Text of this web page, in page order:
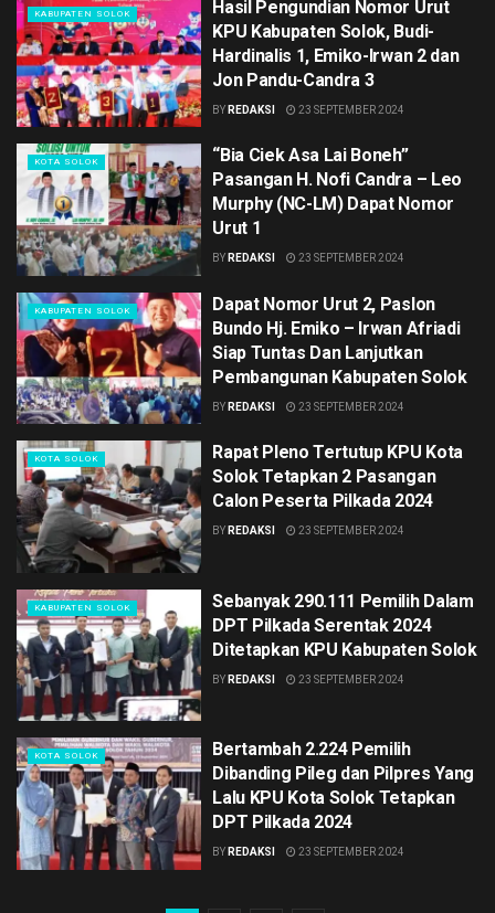
KABUPATEN SOLOK
Hasil Pengundian Nomor Urut
KPU Kabupaten Solok, Budi-
Hardinalis 1, Emiko-Irwan 2 dan
Jon Pandu-Candra 3
BY REDAKSI 23 SEPTEMBER 2024
KOTA SOLOK
“Bia Ciek Asa Lai Boneh”
Pasangan H. Nofi Candra – Leo
Murphy (NC-LM) Dapat Nomor
Urut 1
BY REDAKSI 23 SEPTEMBER 2024
KABUPATEN SOLOK
Dapat Nomor Urut 2, Paslon
Bundo Hj. Emiko – Irwan Afriadi
Siap Tuntas Dan Lanjutkan
Pembangunan Kabupaten Solok
BY REDAKSI 23 SEPTEMBER 2024
KOTA SOLOK
Rapat Pleno Tertutup KPU Kota
Solok Tetapkan 2 Pasangan
Calon Peserta Pilkada 2024
BY REDAKSI 23 SEPTEMBER 2024
KABUPATEN SOLOK
Sebanyak 290.111 Pemilih Dalam
DPT Pilkada Serentak 2024
Ditetapkan KPU Kabupaten Solok
BY REDAKSI 23 SEPTEMBER 2024
KOTA SOLOK
Bertambah 2.224 Pemilih
Dibanding Pileg dan Pilpres Yang
Lalu KPU Kota Solok Tetapkan
DPT Pilkada 2024
BY REDAKSI 23 SEPTEMBER 2024